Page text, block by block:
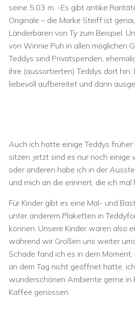
seine 5,03 m. -Es gibt antike
Originale – die Marke Steiff ist
Länderbären von Ty zum Beispiel.
von Winnie Puh in allen möglichen
Teddys sind Privatspenden,
ihre (aussortierten) Teddys dort
liebevoll aufbereitet und dann
Auch ich hatte einige Teddys früher
sitzen, jetzt sind es nur noch einige
oder anderen habe ich in der
und mich an die erinnert, die ich mal
Für Kinder gibt es eine Mal- und
unter anderem Plaketten in
können. Unsere Kinder waren also
während wir Großen uns weiter
Schade fand ich es in dem
an dem Tag nicht geöffnet hatte,
wunderschönen Ambiente gerne in
Kaffee genossen.